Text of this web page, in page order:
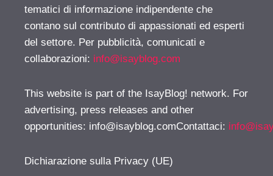
tematici di informazione indipendente che
contano sul contributo di appassionati ed esperti
del settore. Per pubblicità, comunicati e
collaborazioni: info@isayblog.com
This website is part of the IsayBlog! network. For
advertising, press releases and other
opportunities: info@isayblog.comContattaci:
Dichiarazione sulla Privacy (UE)